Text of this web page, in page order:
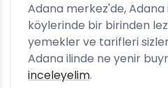
Adana merkez'de,
köylerinde bir birinden
yemekler ve tarifleri sizler
Adana ilinde ne yenir
inceleyelim.